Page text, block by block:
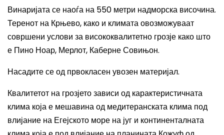
Винаријата се наоѓа на 550 метри надморска височина.
Теренот на Крњево, како и климата овозможуваат
совршени услови за висококвалитетно грозје како што
е Пино Ноар, Мерлот, Каберне Совињон.
Насадите се од првокласен увозен материјал.
Квалитетот на грозјето зависи од карактеристичната
клима која е мешавина од медитеранската клима под
влијание на Егејското море на југ и континенталната